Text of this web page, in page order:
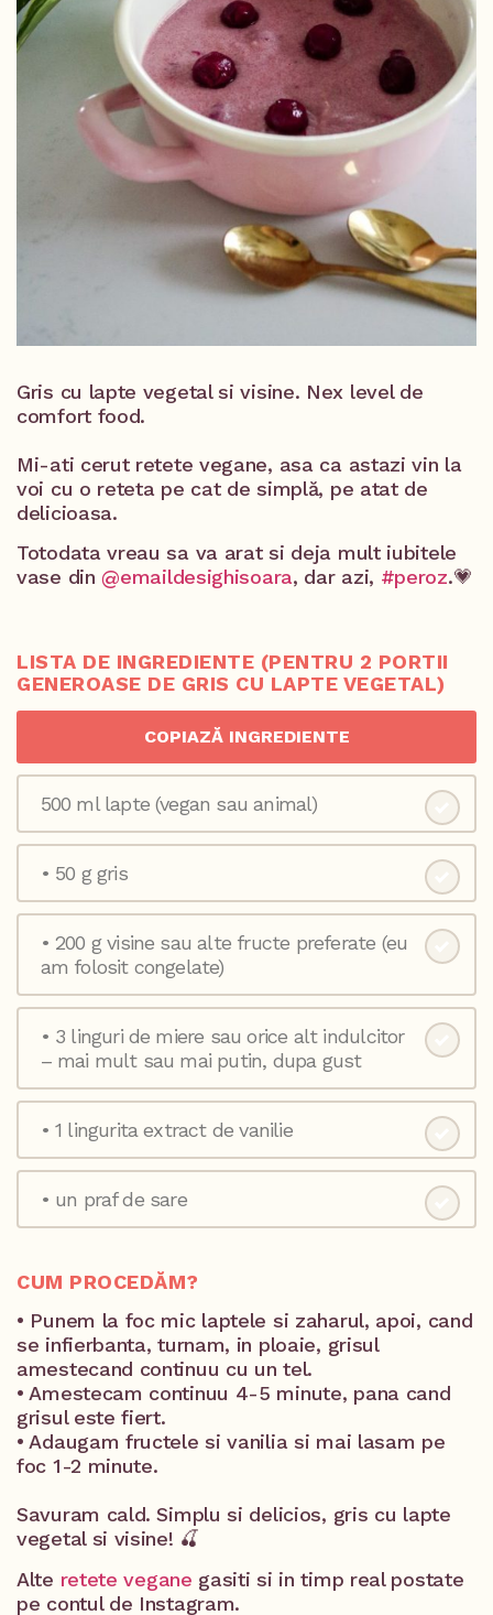
Gris cu lapte vegetal si visine. Nex level de
comfort food.
Mi-ati cerut retete vegane, asa ca astazi vin la
voi cu o reteta pe cat de simplă, pe atat de
delicioasa. ⁣
Totodata vreau sa va arat si deja mult iubitele
vase din@emaildesighisoara, dar azi, #peroz.💗⁣
LISTA DE INGREDIENTE (PENTRU 2 PORTII
GENEROASE DE GRIS CU LAPTE VEGETAL)
COPIAZĂ INGREDIENTE
500 ml lapte (vegan sau animal) ⁣
• 50 g gris ⁣
• 200 g visine sau alte fructe preferate (eu
am folosit congelate) ⁣
• 3 linguri de miere sau orice alt indulcitor
– mai mult sau mai putin, dupa gust
• 1 lingurita extract de vanilie ⁣
• un praf de sare⁣
CUM PROCEDĂM?
• Punem la foc mic laptele si zaharul, apoi, cand
se infierbanta, turnam, in ploaie, grisul
amestecand continuu cu un tel.⁣
• Amestecam continuu 4-5 minute, pana cand
grisul este fiert⁣.
• Adaugam fructele si vanilia si mai lasam pe
foc 1-2 minute.⁣
Savuram cald.⁣ Simplu si delicios, gris cu lapte
vegetal si visine! 🍒⁣
Alte retete vegane gasiti si in timp real postate
pe contul de Instagram.